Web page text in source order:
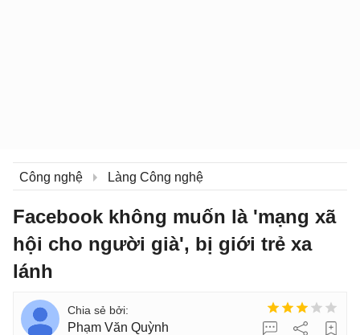
Công nghệ Làng Công nghệ
Facebook không muốn là 'mạng xã
hội cho người già', bị giới trẻ xa
lánh
Phạm Văn Quỳnh